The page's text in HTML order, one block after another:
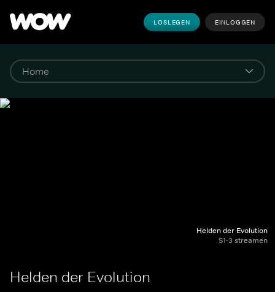
LOSLEGEN EINLOGGEN
Helden der Evolution
S1-3 streamen
Helden der Evolution